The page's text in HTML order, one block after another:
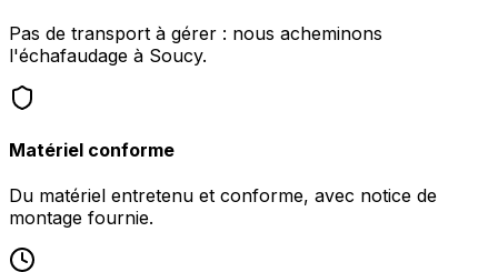
Pas de transport à gérer : nous acheminons
l'échafaudage à Soucy.
Matériel conforme
Du matériel entretenu et conforme, avec notice de
montage fournie.